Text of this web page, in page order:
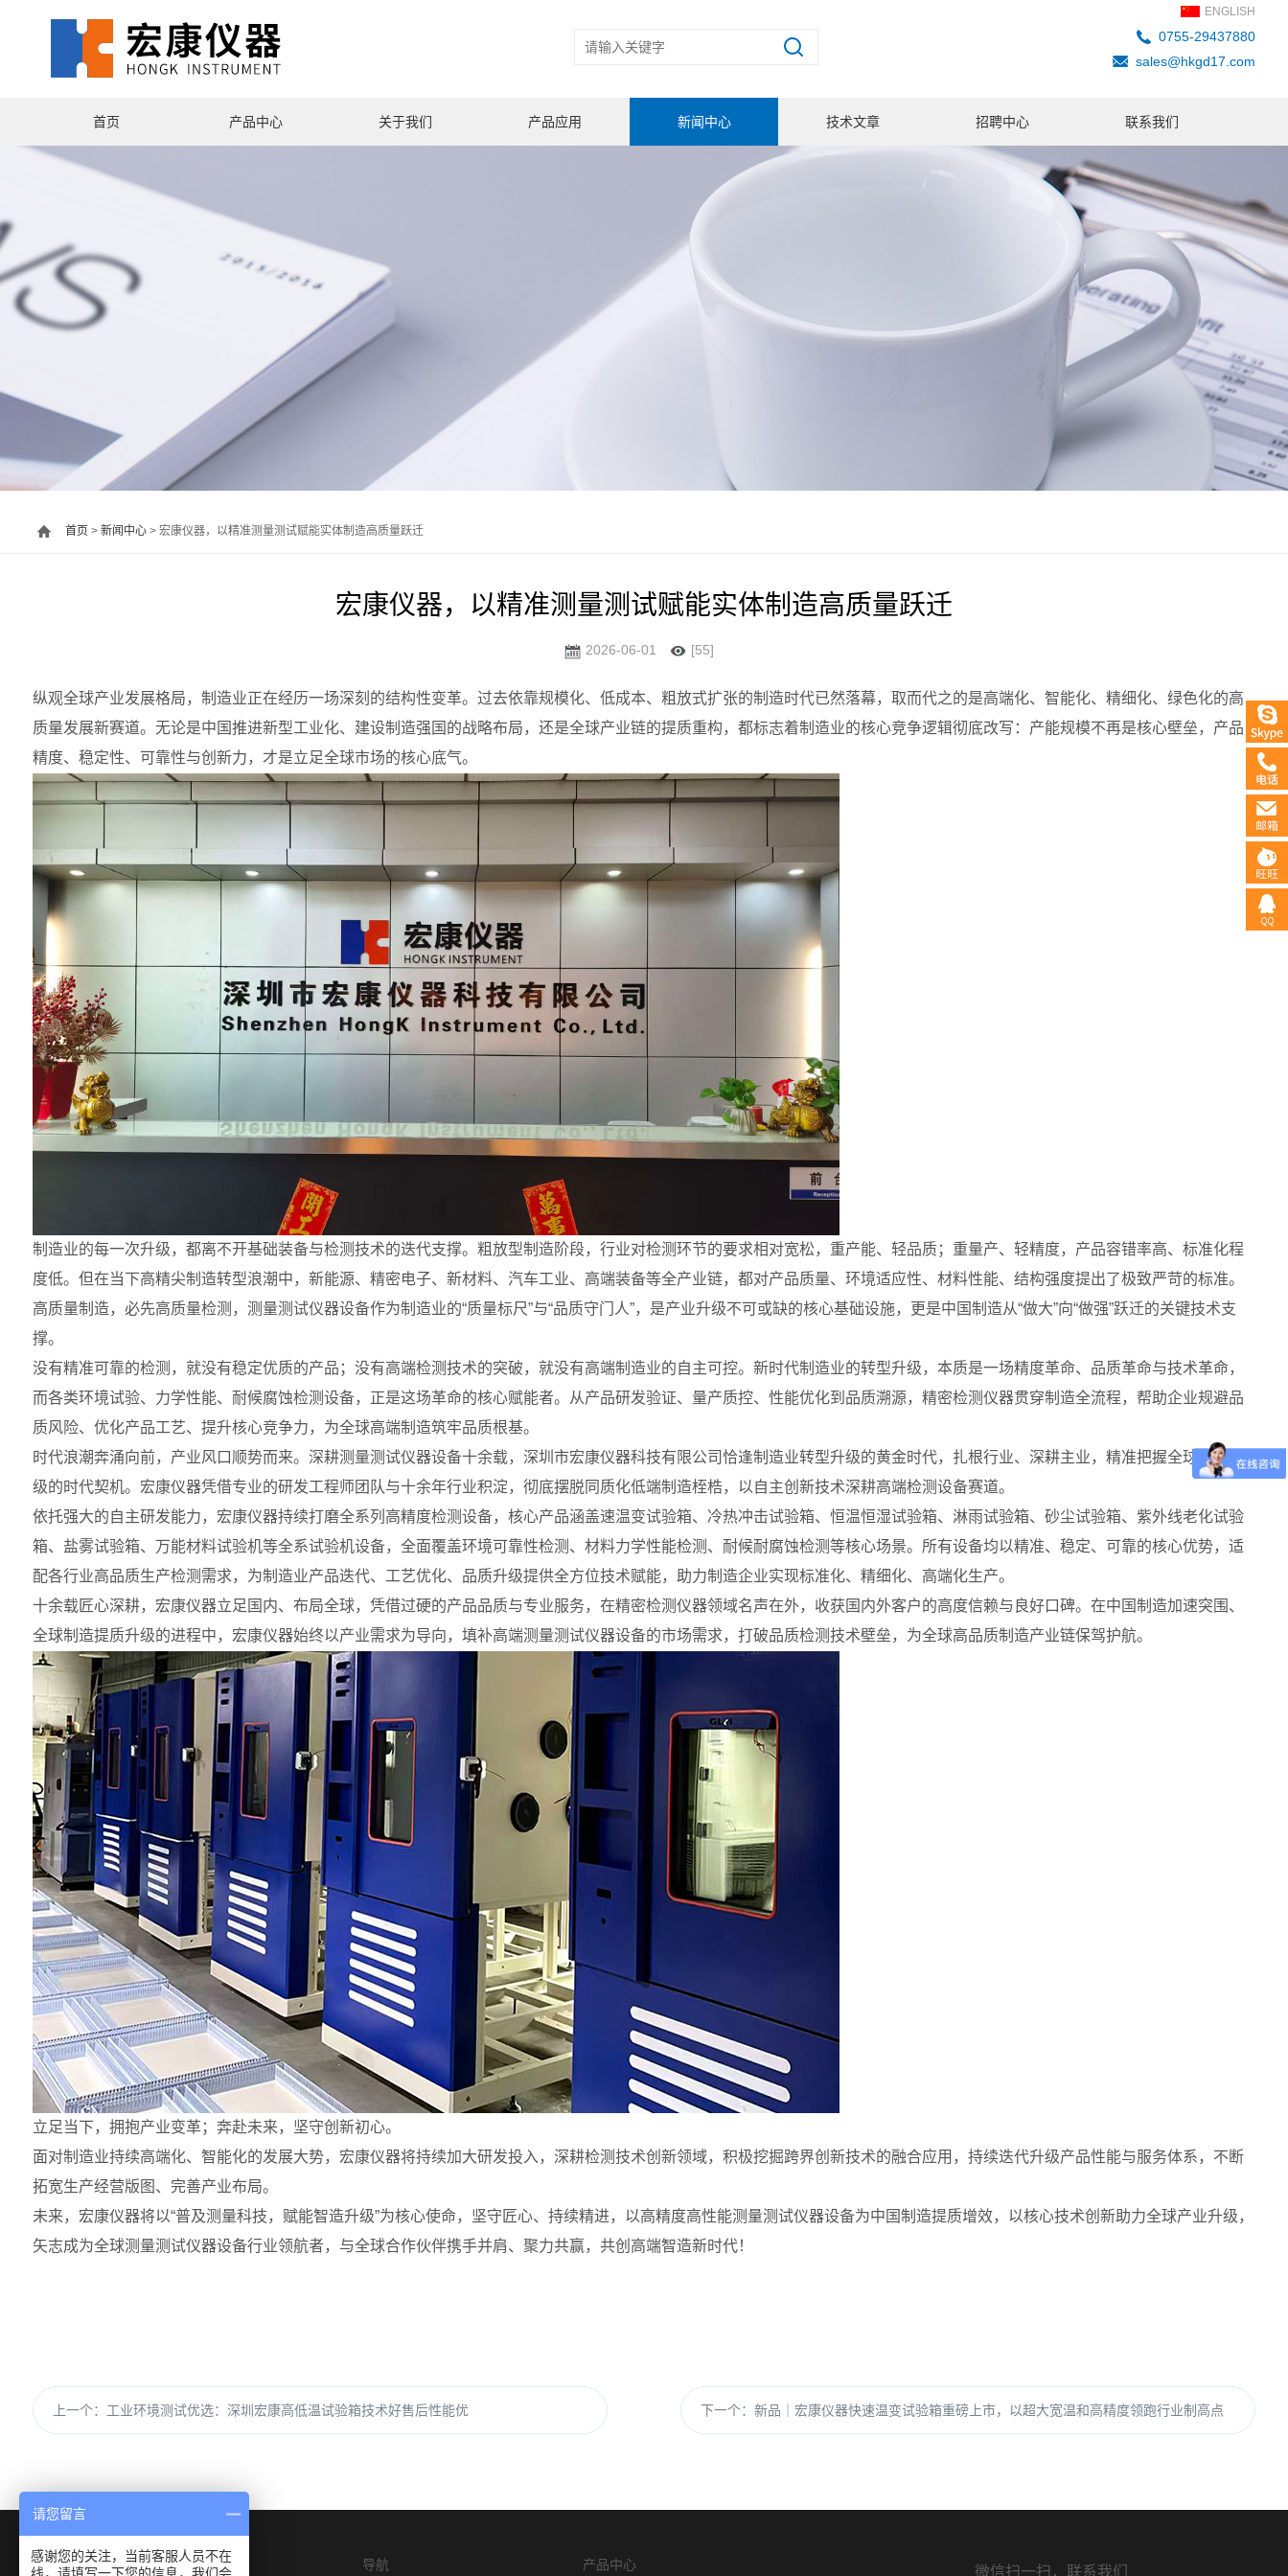
ENGLISH
0755-29437880
sales@hkgd17.com
首页 产品中心 关于我们 产品应用 新闻中心 技术文章 招聘中心 联系我们
首页 > 新闻中心> 宏康仪器，以精准测量测试赋能实体制造高质量跃迁
宏康仪器，以精准测量测试赋能实体制造高质量跃迁
2026-06-01 [55]
纵观全球产业发展格局，制造业正在经历一场深刻的结构性变革。过去依靠规模化、低成本、粗放式扩张的制造时代已然落幕，取而代之的是高端化、智能化、精细化、绿色化的高
质量发展新赛道。 无论是中国推进新型工业化、建设制造强国的战略布局，还是全球产业链的提质重构，都标志着制造业的核心竞争逻辑彻底改写：产能规模不再是核心壁垒，产品
精度、稳定性、可靠性与创新力，才是立足全球市场的核心底气。
制造业的每一次升级，都离不开基础装备与检测技术的迭代支撑。粗放型制造阶段，行业对检测环节的要求相对宽松，重产能、轻品质；重量产、轻精度，产品容错率高、标准化程
度低。但在当下高精尖制造转型浪潮中，新能源、精密电子、新材料、汽车工业、高端装备等全产业链，都对产品质量、环境适应性、材料性能、结构强度提出了极致严苛的标准。
高质量制造，必先高质量检测，测量测试仪器设备作为制造业的“质量标尺”与“品质守门人”，是产业升级不可或缺的核心基础设施，更是中国制造从“做大”向“做强”跃迁的关键技术支
撑。
没有精准可靠的检测，就没有稳定优质的产品；没有高端检测技术的突破，就没有高端制造业的自主可控。新时代制造业的转型升级，本质是一场精度革命、品质革命与技术革命，
而各类环境试验、力学性能、耐候腐蚀检测设备，正是这场革命的核心赋能者。从产品研发验证、量产质控、性能优化到品质溯源，精密检测仪器贯穿制造全流程，帮助企业规避品
质风险、优化产品工艺、提升核心竞争力，为全球高端制造筑牢品质根基。
时代浪潮奔涌向前，产业风口顺势而来。深耕测量测试仪器设备十余载，深圳市宏康仪器科技有限公司恰逢制造业转型升级的黄金时代，扎根行业、深耕主业，精准把握全球智造升
级的时代契机。宏康仪器凭借专业的研发工程师团队与十余年行业积淀，彻底摆脱同质化低端制造桎梏，以自主创新技术深耕高端检测设备赛道。
依托强大的自主研发能力，宏康仪器持续打磨全系列高精度检测设备，核心产品涵盖速温变试验箱、冷热冲击试验箱、恒温恒湿试验箱、淋雨试验箱、砂尘试验箱、紫外线老化试验
箱、盐雾试验箱、万能材料试验机等全系试验机设备，全面覆盖环境可靠性检测、材料力学性能检测、耐候耐腐蚀检测等核心场景。所有设备均以精准、稳定、可靠的核心优势，适
配各行业高品质生产检测需求，为制造业产品迭代、工艺优化、品质升级提供全方位技术赋能，助力制造企业实现标准化、精细化、高端化生产。
十余载匠心深耕，宏康仪器立足国内、布局全球，凭借过硬的产品品质与专业服务，在精密检测仪器领域名声在外，收获国内外客户的高度信赖与良好口碑。在中国制造加速突围、
全球制造提质升级的进程中，宏康仪器始终以产业需求为导向，填补高端测量测试仪器设备的市场需求，打破品质检测技术壁垒，为全球高品质制造产业链保驾护航。
立足当下，拥抱产业变革；奔赴未来，坚守创新初心。
面对制造业持续高端化、智能化的发展大势，宏康仪器将持续加大研发投入，深耕检测技术创新领域，积极挖掘跨界创新技术的融合应用，持续迭代升级产品性能与服务体系，不断
拓宽生产经营版图、完善产业布局。
未来，宏康仪器将以“普及测量科技，赋能智造升级”为核心使命，坚守匠心、持续精进，以高精度高性能测量测试仪器设备为中国制造提质增效，以核心技术创新助力全球产业升级，
矢志成为全球测量测试仪器设备行业领航者，与全球合作伙伴携手并肩、聚力共赢，共创高端智造新时代！
上一个： 工业环境测试优选：深圳宏康高低温试验箱技术好售后性能优 下一个：新品｜宏康仪器快速温变试验箱重磅上市，以超大宽温和高精度领跑行业制高点
导航 产品中心 微信扫一扫，联系我们
请您留言
感谢您的关注，当前客服人员不在